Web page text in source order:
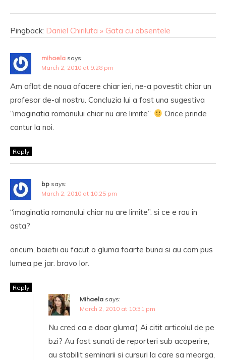
Pingback: Daniel Chiriluta » Gata cu absentele
mihaela says:
March 2, 2010 at 9:28 pm
Am aflat de noua afacere chiar ieri, ne-a povestit chiar un
profesor de-al nostru. Concluzia lui a fost una sugestiva
“imaginatia romanului chiar nu are limite”.
Orice prinde
contur la noi.
Reply
bp says:
March 2, 2010 at 10:25 pm
“imaginatia romanului chiar nu are limite”. si ce e rau in
asta?
oricum, baietii au facut o gluma foarte buna si au cam pus
lumea pe jar. bravo lor.
Reply
Mihaela says:
March 2, 2010 at 10:31 pm
Nu cred ca e doar gluma:) Ai citit articolul de pe
bzi? Au fost sunati de reporteri sub acoperire,
au stabilit seminarii si cursuri la care sa mearga,